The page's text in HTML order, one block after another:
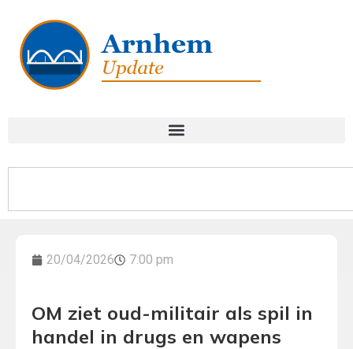
20/04/2026 7:00 pm
OM ziet oud-militair als spil in
handel in drugs en wapens